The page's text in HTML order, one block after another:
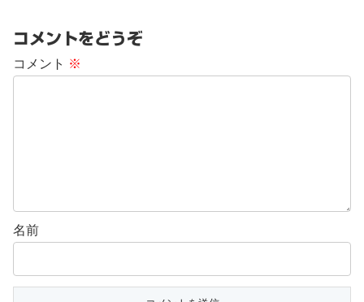
コメントをどうぞ
コメント ※
名前